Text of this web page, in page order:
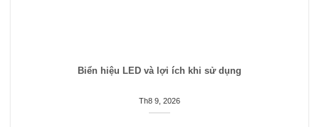
Biển hiệu LED và lợi ích khi sử dụng
Th8 9, 2026